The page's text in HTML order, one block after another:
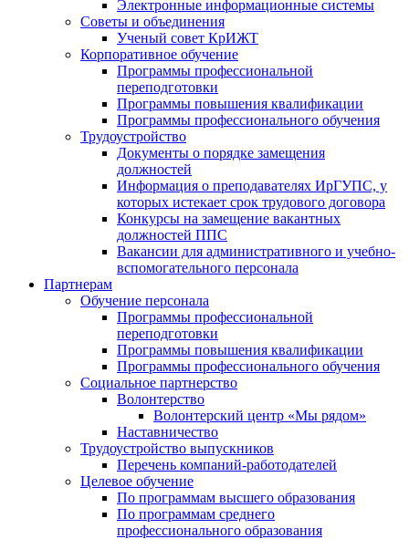
Электронные информационные системы
Советы и объединения
Ученый совет КрИЖТ
Корпоративное обучение
Программы профессиональной
переподготовки
Программы повышения квалификации
Программы профессионального обучения
Трудоустройство
Документы о порядке замещения
должностей
Информация о преподавателях ИрГУПС, у
которых истекает срок трудового договора
Конкурсы на замещение вакантных
должностей ППС
Вакансии для административного и учебно-
вспомогательного персонала
Партнерам
Обучение персонала
Программы профессиональной
переподготовки
Программы повышения квалификации
Программы профессионального обучения
Социальное партнерство
Волонтерство
Волонтерский центр «Мы рядом»
Наставничество
Трудоустройство выпускников
Перечень компаний-работодателей
Целевое обучение
По программам высшего образования
По программам среднего
профессионального образования